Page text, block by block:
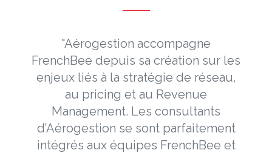
"Aérogestion accompagne
FrenchBee depuis sa création sur les
enjeux liés à la stratégie de réseau,
au pricing et au Revenue
Management. Les consultants
d’Aérogestion se sont parfaitement
intégrés aux équipes FrenchBee et